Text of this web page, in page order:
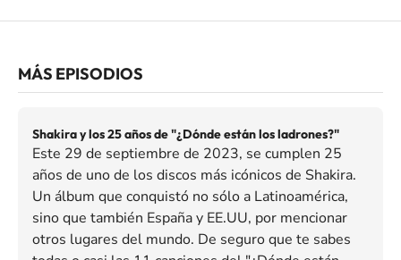
MÁS EPISODIOS
Shakira y los 25 años de "¿Dónde están los ladrones?"
Este 29 de septiembre de 2023, se cumplen 25
años de uno de los discos más icónicos de Shakira.
Un álbum que conquistó no sólo a Latinoamérica,
sino que también España y EE.UU, por mencionar
otros lugares del mundo. De seguro que te sabes